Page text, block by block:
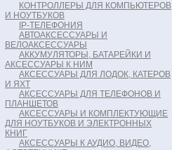
КОНТРОЛЛЕРЫ ДЛЯ КОМПЬЮТЕРОВ
И НОУТБУКОВ
IP-ТЕЛЕФОНИЯ
АВТОАКСЕССУАРЫ И
ВЕЛОАКСЕССУАРЫ
АККУМУЛЯТОРЫ, БАТАРЕЙКИ И
АКСЕССУАРЫ К НИМ
АКСЕССУАРЫ ДЛЯ ЛОДОК, КАТЕРОВ
И ЯХТ
АКСЕССУАРЫ ДЛЯ ТЕЛЕФОНОВ И
ПЛАНШЕТОВ
АКСЕССУАРЫ И КОМПЛЕКТУЮЩИЕ
ДЛЯ НОУТБУКОВ И ЭЛЕКТРОННЫХ
КНИГ
АКСЕССУАРЫ К АУДИО, ВИДЕО,